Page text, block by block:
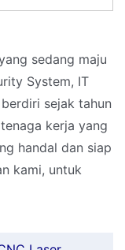
sedang maju
System, IT
sejak tahun
kerja yang
handal dan siap
kami, untuk